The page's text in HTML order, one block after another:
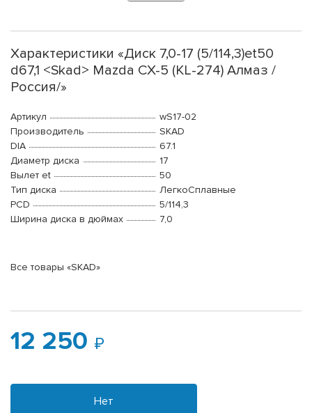
Характеристики «Диск 7,0-17 (5/114,3)et50
d67,1 <Skad> Mazda CX-5 (KL-274) Алмаз /
Россия/»
Артикул
wS17-02
Производитель
SKAD
DIA
67.1
Диаметр диска
17
Вылет et
50
Тип диска
ЛегкоСплавные
PCD
5/114,3
Ширина диска в дюймах
7,0
Все товары «SKAD»
12 250
Нет